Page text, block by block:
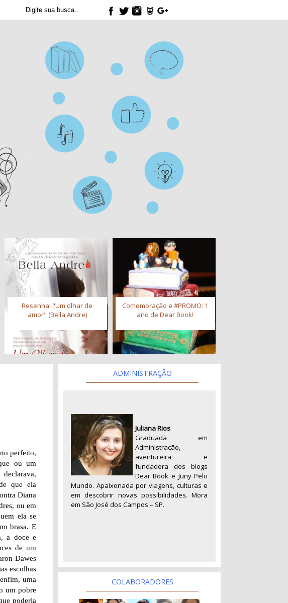
Resenha: "Um olhar de
amor" (Bella Andre)
Comemoração e #PROMO: 1
ano de Dear Book!
perfeito,
ou um
que ela
Diana
ou em
ela se
brasa. E
a doce e
de um
Dawes
escolhas
uma
um pobre
poderia
ADMINISTRAÇÃO
Juliana Rios
Graduada em
Administração,
aventureira e
fundadora dos blogs
Dear Book e Juny Pelo
Mundo. Apaixonada por viagens, culturas e
em descobrir novas possibilidades. Mora
em São José dos Campos – SP.
COLABORADORES